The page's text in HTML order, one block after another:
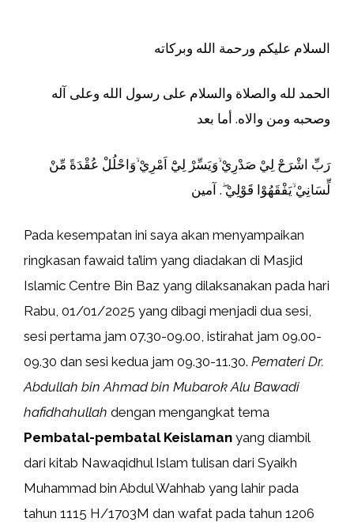
السلام عليكم ورحمة الله وبركاته
الحمد لله والصلاة والسلام على رسول الله وعلى آله
وصحبه ومن والاه. أما بعد
رَبِّ اشْرَحْ لِيْ صَدْرِيْ ۙوَيَسِّرْ لِيْٓ اَمْرِيْ ۙوَاحْلُلْ عُقْدَةً مِّنْ
لِّسَانِيْ ۙيَفْقَهُوْا قَوْلِيْ ۖ. آمين
Pada kesempatan ini saya akan menyampaikan
ringkasan fawaid ta’lim yang diadakan di Masjid
Islamic Centre Bin Baz yang dilaksanakan pada hari
Rabu, 01/01/2025 yang dibagi menjadi dua sesi,
sesi pertama jam 07.30-09.00, istirahat jam 09.00-
09.30 dan sesi kedua jam 09.30-11.30. Pemateri Dr.
Abdullah bin Ahmad bin Mubarok Alu Bawadi
hafidhahullah dengan mengangkat tema
Pembatal-pembatal Keislaman yang diambil
dari kitab Nawaqidhul Islam tulisan dari Syaikh
Muhammad bin Abdul Wahhab yang lahir pada
tahun 1115 H/1703M dan wafat pada tahun 1206